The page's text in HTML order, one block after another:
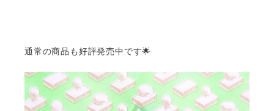
通常の商品も好評発売中です🌟